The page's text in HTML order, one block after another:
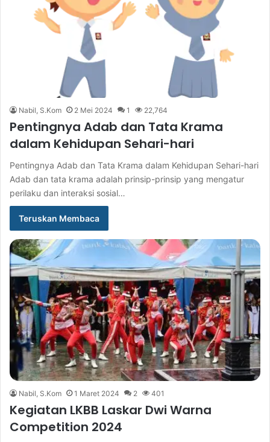
Nabil, S.Kom 2 Mei 2024 1 22,764
Pentingnya Adab dan Tata Krama
dalam Kehidupan Sehari-hari
Pentingnya Adab dan Tata Krama dalam Kehidupan Sehari-hari
Adab dan tata krama adalah prinsip-prinsip yang mengatur
perilaku dan interaksi sosial…
Teruskan Membaca
Nabil, S.Kom 1 Maret 2024 2 401
Kegiatan LKBB Laskar Dwi Warna
Competition 2024